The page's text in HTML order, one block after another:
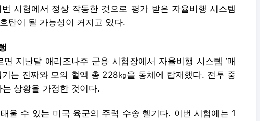
시험에서 정상 작동한 것으로 평가 받은 자율비행 시스템
탄이 될 가능성이 커지고 있다.
지난달 애리조나주 군용 시험장에서 자율비행 시스템 ‘매
기는 진짜와 모의 혈액 총 228㎏을 동체에 탑재했다. 전투 중
상황을 가정한 것이다.
울 수 있는 미국 육군의 주력 수송 헬기다. 이번 시험에는 1